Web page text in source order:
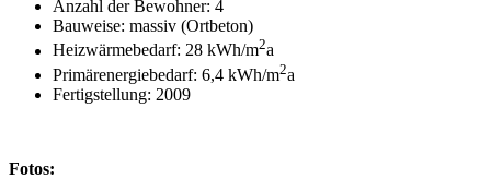
Anzahl der Bewohner: 4
Bauweise: massiv (Ortbeton)
Heizwärmebedarf: 28 kWh/m2a
Primärenergiebedarf: 6,4 kWh/m2a
Fertigstellung: 2009
Fotos: